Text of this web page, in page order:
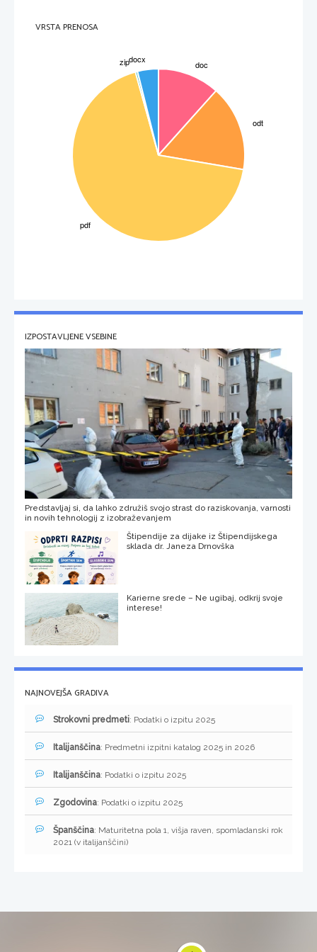
države Amerike. Seveda ne gre za državo samo, temveč za organizacijo, ki je pod imeni
je bil povsem odvisen od koristnika. Nikogar torej ni motilo, če so se sredstva porabljala tudi
za nakupe orožja in streliva.
VRSTA PRENOSA
IZPOSTAVLJENE VSEBINE
Predstavljaj si, da lahko združiš svojo strast do raziskovanja, varnosti
in novih tehnologij z izobraževanjem
Štipendije za dijake iz Štipendijskega
sklada dr. Janeza Drnovška
Karierne srede – Ne ugibaj, odkrij svoje
interese!
NAJNOVEJŠA GRADIVA
Strokovni predmeti: Podatki o izpitu 2025
Italijanščina: Predmetni izpitni katalog 2025 in 2026
Italijanščina: Podatki o izpitu 2025
Zgodovina: Podatki o izpitu 2025
Španščina: Maturitetna pola 1, višja raven, spomladanski rok
2021 (v italijanščini)